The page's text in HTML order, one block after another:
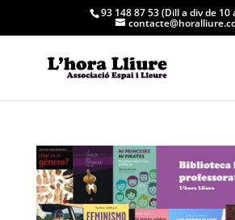
93 148 87 53 (Dill a div de 10